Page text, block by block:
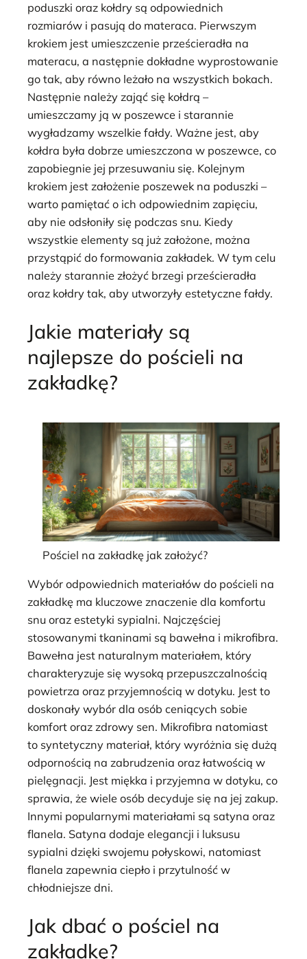
poduszki oraz kołdry są odpowiednich
rozmiarów i pasują do materaca. Pierwszym
krokiem jest umieszczenie prześcieradła na
materacu, a następnie dokładne wyprostowanie
go tak, aby równo leżało na wszystkich bokach.
Następnie należy zająć się kołdrą –
umieszczamy ją w poszewce i starannie
wygładzamy wszelkie fałdy. Ważne jest, aby
kołdra była dobrze umieszczona w poszewce, co
zapobiegnie jej przesuwaniu się. Kolejnym
krokiem jest założenie poszewek na poduszki –
warto pamiętać o ich odpowiednim zapięciu,
aby nie odsłoniły się podczas snu. Kiedy
wszystkie elementy są już założone, można
przystąpić do formowania zakładek. W tym celu
należy starannie złożyć brzegi prześcieradła
oraz kołdry tak, aby utworzyły estetyczne fałdy.
Jakie materiały są
najlepsze do pościeli na
zakładkę?
Pościel na zakładkę jak założyć?
Wybór odpowiednich materiałów do pościeli na
zakładkę ma kluczowe znaczenie dla komfortu
snu oraz estetyki sypialni. Najczęściej
stosowanymi tkaninami są bawełna i mikrofibra.
Bawełna jest naturalnym materiałem, który
charakteryzuje się wysoką przepuszczalnością
powietrza oraz przyjemnością w dotyku. Jest to
doskonały wybór dla osób ceniących sobie
komfort oraz zdrowy sen. Mikrofibra natomiast
to syntetyczny materiał, który wyróżnia się dużą
odpornością na zabrudzenia oraz łatwością w
pielęgnacji. Jest miękka i przyjemna w dotyku, co
sprawia, że wiele osób decyduje się na jej zakup.
Innymi popularnymi materiałami są satyna oraz
flanela. Satyna dodaje elegancji i luksusu
sypialni dzięki swojemu połyskowi, natomiast
flanela zapewnia ciepło i przytulność w
chłodniejsze dni.
Jak dbać o pościel na
zakładkę?